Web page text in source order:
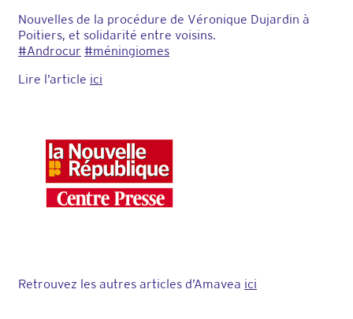
Nouvelles de la procédure de Véronique Dujardin à
Poitiers, et solidarité entre voisins.
#Androcur #méningiomes
Lire l’article ici
Retrouvez les autres articles d’Amavea ici